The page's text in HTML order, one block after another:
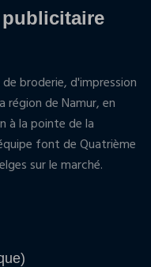
broderie, d'impression
région de Namur, en
à la pointe de la
font de Quatrième
sur le marché.